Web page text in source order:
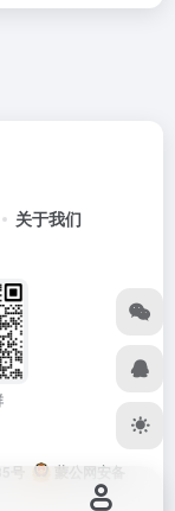
关于我们
号
蒙公网安备